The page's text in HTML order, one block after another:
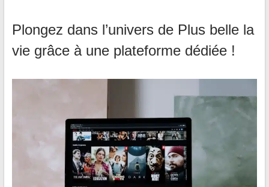
Plongez dans l’univers de Plus belle la
vie grâce à une plateforme dédiée !